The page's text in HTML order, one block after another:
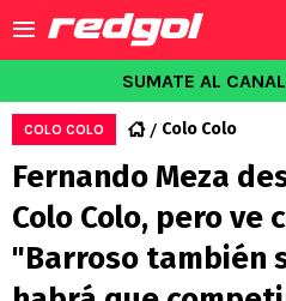
SUMATE AL
COLO COLO Colo Colo
Fernando Meza
Colo Colo, pero ve
"Barroso también